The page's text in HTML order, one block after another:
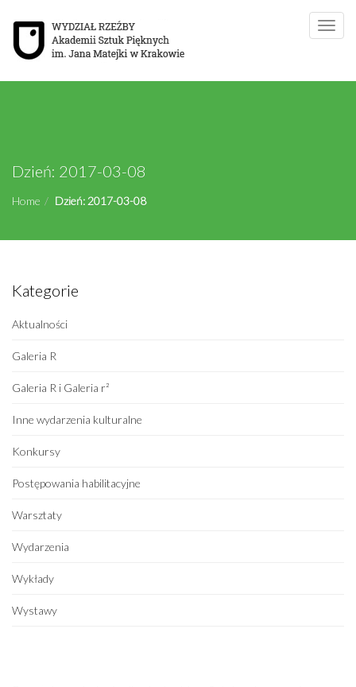
Toggle
Dzień: 2017-03-08
Home Dzień: 2017-03-08
Kategorie
Aktualności
Galeria R
Galeria R i Galeria r²
Inne wydarzenia kulturalne
Konkursy
Postępowania habilitacyjne
Warsztaty
Wydarzenia
Wykłady
Wystawy